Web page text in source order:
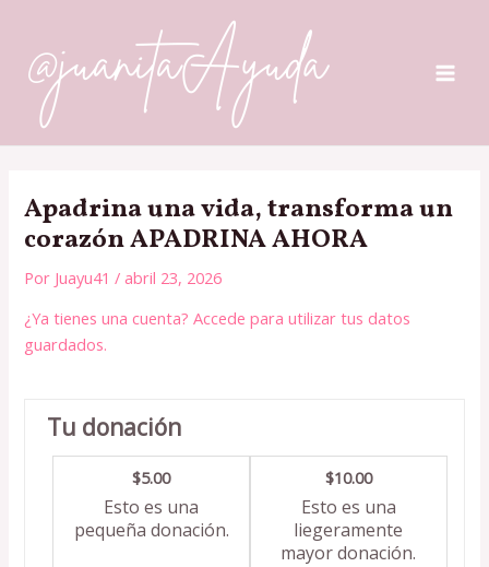
contenido
Apadrina una vida, transforma un
corazón APADRINA AHORA
Por Juayu41/abril 23, 2026
¿Ya tienes una cuenta? Accede para utilizar tus datos
guardados.
Tu donación
$5.00
Esto es una
pequeña donación.
$10.00
Esto es una
liegeramente
mayor donación.